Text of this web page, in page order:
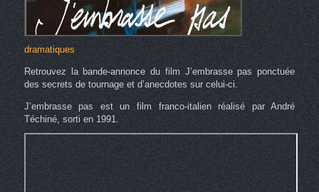
dramatiques
Retrouvez la bande-annonce du film J’embrasse pas ponctuée
des secrets de tournage et d’anecdotes sur celui-ci.
J’embrasse pas est un film franco-italien réalisé par André
Téchiné, sorti en 1991.